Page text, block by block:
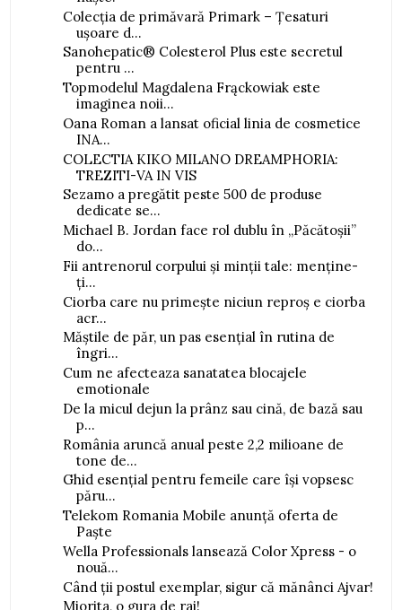
Colecția de primăvară Primark – Țesaturi
ușoare d...
Sanohepatic® Colesterol Plus este secretul
pentru ...
Topmodelul Magdalena Frąckowiak este
imaginea noii...
Oana Roman a lansat oficial linia de cosmetice
INA...
COLECTIA KIKO MILANO DREAMPHORIA:
TREZITI-VA IN VIS
Sezamo a pregătit peste 500 de produse
dedicate se...
Michael B. Jordan face rol dublu în „Păcătoșii”
do...
Fii antrenorul corpului și minții tale: menține-
ți...
Ciorba care nu primește niciun reproș e ciorba
acr...
Măștile de păr, un pas esențial în rutina de
îngri...
Cum ne afecteaza sanatatea blocajele
emotionale
De la micul dejun la prânz sau cină, de bază sau
p...
România aruncă anual peste 2,2 milioane de
tone de...
Ghid esențial pentru femeile care își vopsesc
păru...
Telekom Romania Mobile anunță oferta de
Paște
Wella Professionals lansează Color Xpress - o
nouă...
Când ții postul exemplar, sigur că mănânci Ajvar!
Miorita, o gura de rai!